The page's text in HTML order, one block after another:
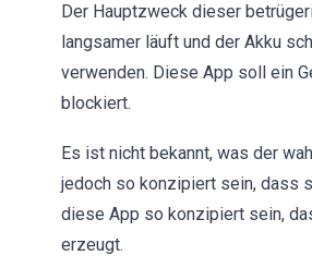
Der Hauptzweck dieser
langsamer läuft und der Akku
verwenden. Diese App soll ein
blockiert.
Es ist nicht bekannt, was der
jedoch so konzipiert sein, dass
diese App so konzipiert sein,
erzeugt.